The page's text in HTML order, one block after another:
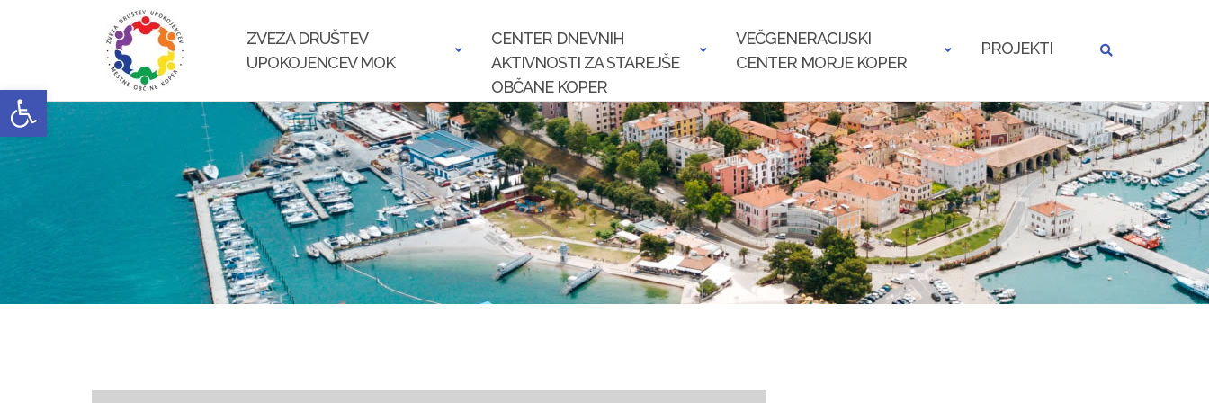
Open toolbar
ZVEZA DRUŠTEV
UPOKOJENCEV MOK
CENTER DNEVNIH
AKTIVNOSTI ZA STAREJŠE
OBČANE KOPER
VEČGENERACIJSKI
CENTER MORJE KOPER
PROJEKTI